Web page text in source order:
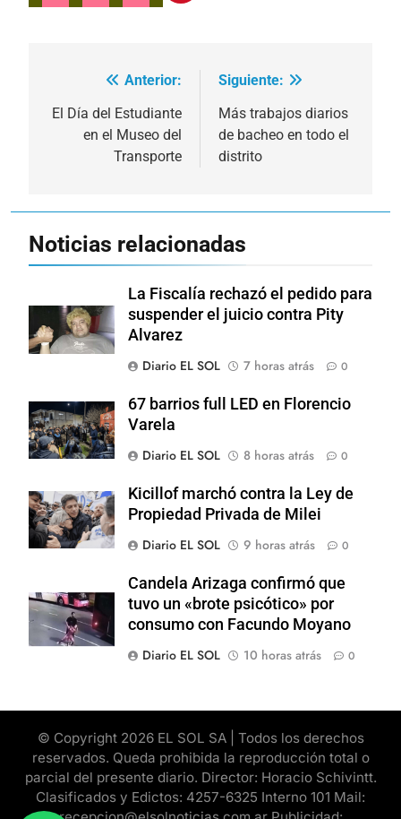
Navegación
de
entradas
Anterior:
El Día del Estudiante
en el Museo del
Transporte
Siguiente:
Más trabajos diarios
de bacheo en todo el
distrito
Noticias relacionadas
La Fiscalía rechazó el pedido para
suspender el juicio contra Pity
Alvarez
Diario EL SOL
7 horas atrás 0
67 barrios full LED en Florencio
Varela
Diario EL SOL
8 horas atrás 0
Kicillof marchó contra la Ley de
Propiedad Privada de Milei
Diario EL SOL
9 horas atrás 0
Candela Arizaga confirmó que
tuvo un «brote psicótico» por
consumo con Facundo Moyano
Diario EL SOL
10 horas atrás 0
© Copyright 2026 EL SOL SA | Todos los derechos
reservados. Queda prohibida la reproducción total o
parcial del presente diario. Director: Horacio Schivintt.
Clasificados y Edictos: 4257-6325 Interno 101 Mail: